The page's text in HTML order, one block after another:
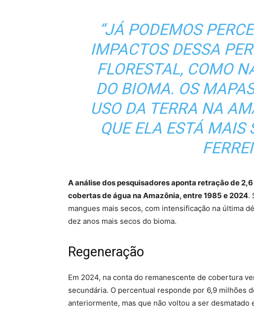
“JÁ PODEMOS
IMPACTOS DESSA
FLORESTAL, COMO
DO BIOMA. OS
USO DA TERRA NA
QUE ELA ESTÁ MAIS
A análise dos pesquisadores aponta retração de
cobertas de água na Amazônia, entre 1985 e 2024.
mangues mais secos, com intensificação na última
dez anos mais secos do bioma.
Regeneração
Em 2024, na conta do remanescente de cobertura
secundária. O percentual responde por 6,9 milhões
anteriormente, mas que não voltou a ser